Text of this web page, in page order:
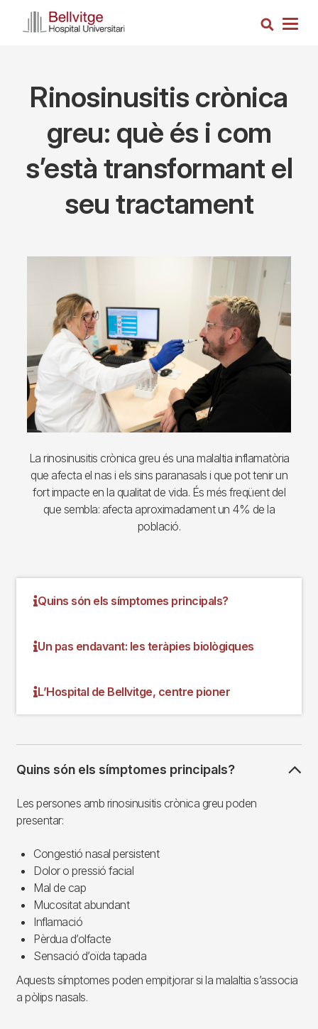
Search
Rinosinusitis crònica
greu: què és i com
s’està transformant el
seu tractament
La rinosinusitis crònica greu és una malaltia inflamatòria
que afecta el nas i els sins paranasals i que pot tenir un
fort impacte en la qualitat de vida. És més freqüent del
que sembla: afecta aproximadament un 4% de la
població.
Quins són els símptomes principals?
Un pas endavant: les teràpies biològiques
L’Hospital de Bellvitge, centre pioner
Quins són els símptomes principals?
Les persones amb rinosinusitis crònica greu poden
presentar:
Congestió nasal persistent
Dolor o pressió facial
Mal de cap
Mucositat abundant
Inflamació
Pèrdua d’olfacte
Sensació d’oïda tapada
Aquests símptomes poden empitjorar si la malaltia s’associa
a pòlips nasals.